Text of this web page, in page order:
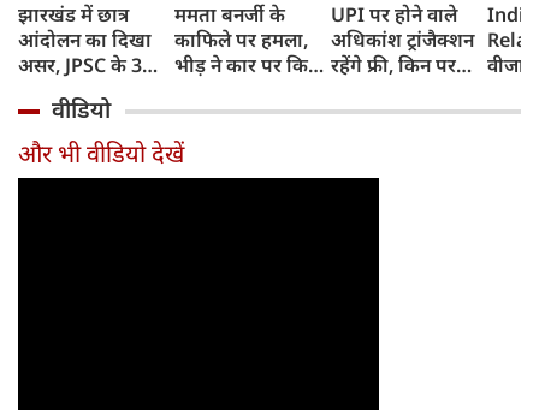
झारखंड में छात्र
आंदोलन का दिखा
असर, JPSC के 3
इस्‍तीफा, प्रदर्शन को
लेकर क्या बोले CM
हेमंत सोरेन?
ममता बनर्जी के
काफिले पर हमला,
भीड़ ने कार पर किया
पुलिस पर लगा यह
आरोप
UPI पर होने वाले
अधिकांश ट्रांजैक्शन
रहेंगे फ्री, किन पर
ने दिया बड़ा अपडेट
वीजा
वीडियो
और भी वीडियो देखें